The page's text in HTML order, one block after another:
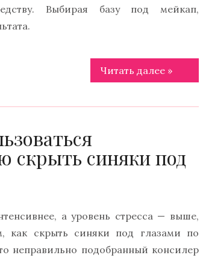
Выбирая базу под мейкап,
Читать далее »
скрыть синяки под
а уровень стресса — выше,
как скрыть синяки под глазами по
неправильно подобранный консилер